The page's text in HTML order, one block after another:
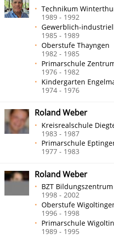
Technikum
1989 - 1992
Gewerblich-
1985 - 1989
Oberstufe Thayngen
1982 - 1985
Primarschule
1976 - 1982
Kindergarten
1974 - 1976
Roland Weber
Kreisrealschule
1983 - 1987
Primarschule
1977 - 1983
Roland Weber
BZT
1998 - 2002
Oberstufe
1996 - 1998
Primarschule
1989 - 1995